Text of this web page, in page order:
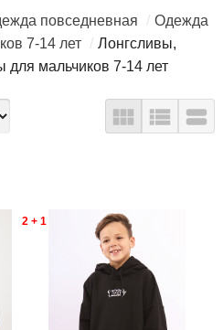
повседневная
Одежда
7-14 лет
Лонгсливы,
для мальчиков 7-14 лет
  
2 + 1